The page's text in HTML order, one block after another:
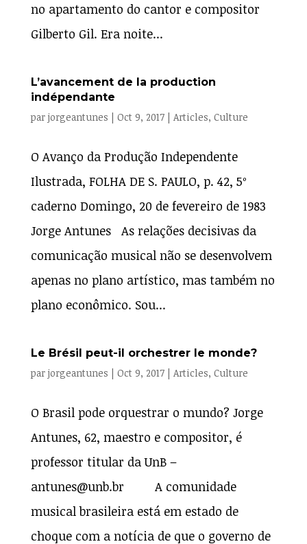
no apartamento do cantor e compositor
Gilberto Gil. Era noite...
L’avancement de la production
indépendante
par jorgeantunes | Oct 9, 2017| Articles, Culture
O Avanço da Produção Independente
Ilustrada, FOLHA DE S. PAULO, p. 42, 5º
caderno Domingo, 20 de fevereiro de 1983
Jorge Antunes As relações decisivas da
comunicação musical não se desenvolvem
apenas no plano artístico, mas também no
plano econômico. Sou...
Le Brésil peut-il orchestrer le monde?
par jorgeantunes | Oct 9, 2017| Articles, Culture
O Brasil pode orquestrar o mundo? Jorge
Antunes, 62, maestro e compositor, é
professor titular da UnB –
antunes@unb.br A comunidade
musical brasileira está em estado de
choque com a notícia de que o governo de